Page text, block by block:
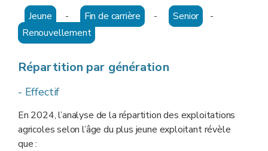
Jeune - Fin de carrière - Senior
-
Renouvellement
Répartition par génération
- Effectif
En 2024, l’analyse de la répartition des exploitations
agricoles selon l’âge du plus jeune exploitant révèle
que :